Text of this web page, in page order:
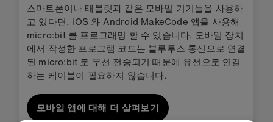
스마트폰이나 태블릿과 같은 모바일 기기들을 사용하
고 있다면, iOS 와 Android MakeCode 앱을 사용해
micro:bit 를 프로그래밍 할 수 있습니다. 모바일 장치
에서 작성한 프로그램 코드는 블루투스 통신으로 연결
된 micro:bit 로 무선 전송되기 때문에 유선으로 연결
하는 케이블이 필요하지 않습니다.
모바일 앱에 대해 더 살펴보기